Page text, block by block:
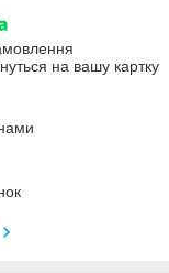
на вашу картку